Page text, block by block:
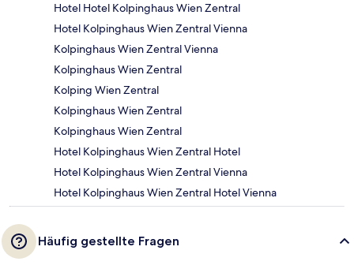
Hotel Hotel Kolpinghaus Wien Zentral
Hotel Kolpinghaus Wien Zentral Vienna
Kolpinghaus Wien Zentral Vienna
Kolpinghaus Wien Zentral
Kolping Wien Zentral
Kolpinghaus Wien Zentral
Kolpinghaus Wien Zentral
Hotel Kolpinghaus Wien Zentral Hotel
Hotel Kolpinghaus Wien Zentral Vienna
Hotel Kolpinghaus Wien Zentral Hotel Vienna
Häufig gestellte Fragen